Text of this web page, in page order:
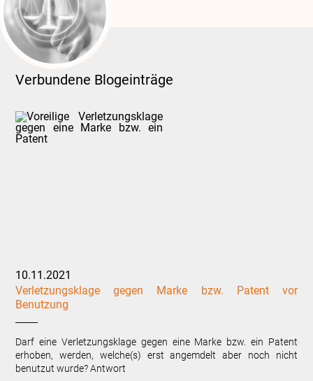
Verbundene Blogeinträge
10.11.2021
Verletzungsklage gegen Marke bzw. Patent vor
Benutzung
Darf eine Verletzungsklage gegen eine Marke bzw. ein Patent
erhoben, werden, welche(s) erst angemdelt aber noch nicht
benutzut wurde? Antwort